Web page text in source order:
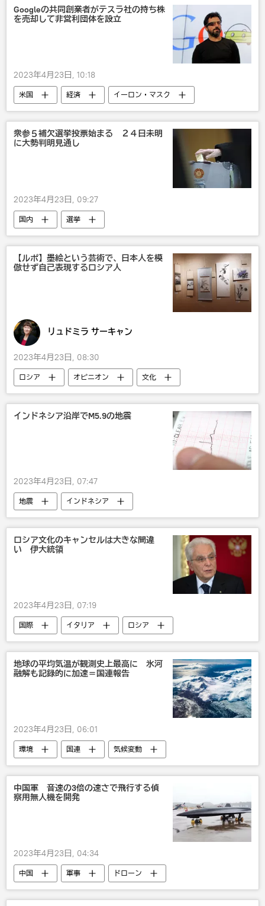
Googleの共同創業者がテスラ社の持ち株
を売却して非営利団体を設立
2023年4月23日, 10:18
米国 経済
イーロン・マスク
Google
衆参５補欠選挙投票始まる ２４日未明
に大勢判明見通し
2023年4月23日, 09:27
国内 選挙
【ルポ】墨絵という芸術で、日本人を模
倣せず自己表現するロシア人
リュドミラ サーキャン
2023年4月23日, 08:30
ロシア オピニオン
文化
社会
インドネシア沿岸でM5.9の地震
2023年4月23日, 07:47
地震 インドネシア
ロシア文化のキャンセルは大きな間違
い 伊大統領
2023年4月23日, 07:19
国際 イタリア
ロシア
文化
地球の平均気温が観測史上最高に 氷河
融解も記録的に加速＝国連報告
2023年4月23日, 06:01
環境 国連
気候変動
地球温暖化
南極 国際
中国軍 音速の3倍の速さで飛行する偵
察用無人機を開発
2023年4月23日, 04:34
中国 軍事
ドローン
未来の戦争 世界各国の軍事バランスはどう維持されているか